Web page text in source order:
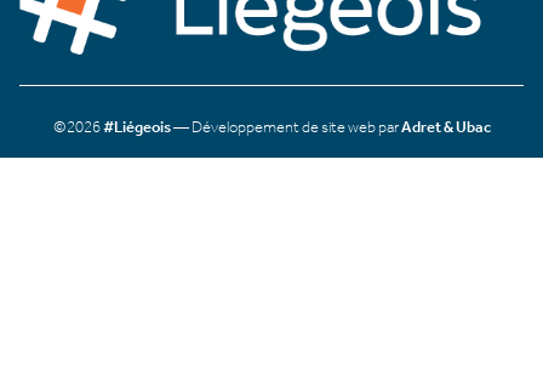
©2026#Liégeois— Développement de site web parAdret & Ubac